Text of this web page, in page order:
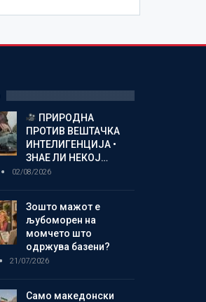
ПРИРОДНА
ПРОТИВ ВЕШТАЧКА
ИНТЕЛИГЕНЦИЈА •
ЗНАЕ ЛИ НЕКОЈ…
02/08/2026
Зошто мажот е
љубоморен на
момчето што
одржува базени?
21/07/2026
Само македонски